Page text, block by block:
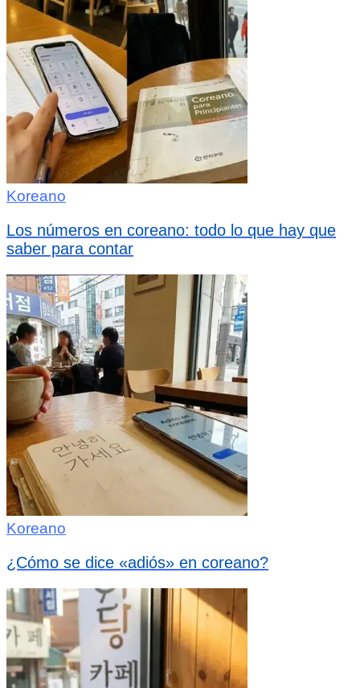
Koreano
Los números en coreano: todo lo que hay que
saber para contar
Koreano
¿Cómo se dice «adiós» en coreano?